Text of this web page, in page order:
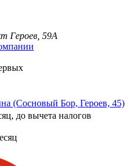
Героев, 59А
(Сосновый Бор, Героев, 45)
до вычета налогов